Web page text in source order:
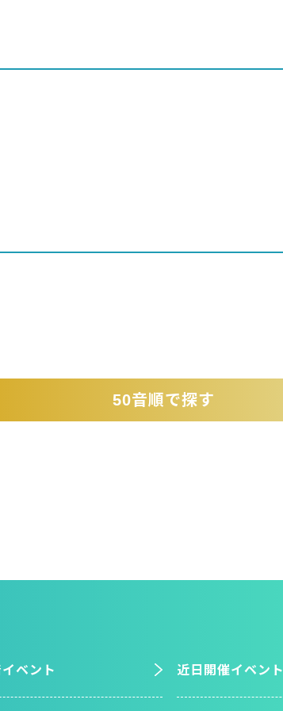
50音順で探す
ベント 近日開催イベント